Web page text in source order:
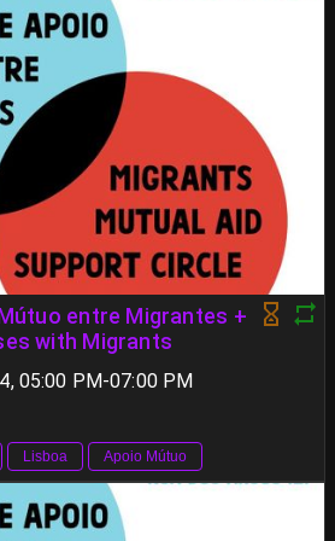
entre Migrantes +
with Migrants
05:00 PM-07:00 PM
Lisboa Apoio Mútuo